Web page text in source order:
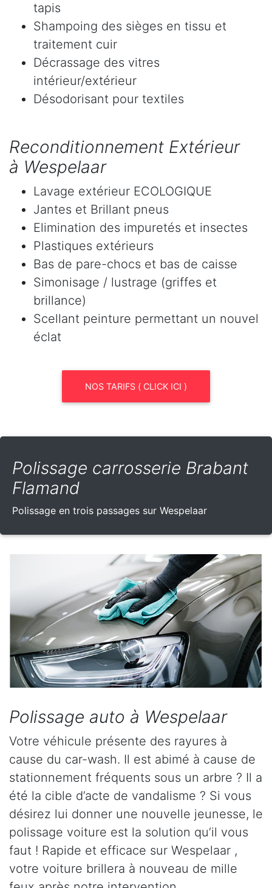
tapis
Shampoing des sièges en tissu et
traitement cuir
Décrassage des vitres
intérieur/extérieur
Désodorisant pour textiles
Reconditionnement Extérieur
à Wespelaar
Lavage extérieur ECOLOGIQUE
Jantes et Brillant pneus
Elimination des impuretés et insectes
Plastiques extérieurs
Bas de pare-chocs et bas de caisse
Simonisage / lustrage (griffes et
brillance)
Scellant peinture permettant un nouvel
éclat
NOS TARIFS ( CLICK ICI )
Polissage carrosserie Brabant
Flamand
Polissage en trois passages sur Wespelaar
Polissage auto à Wespelaar
Votre véhicule présente des rayures à
cause du car-wash. Il est abimé à cause de
stationnement fréquents sous un arbre ? Il a
été la cible d’acte de vandalisme ? Si vous
désirez lui donner une nouvelle jeunesse, le
polissage voiture est la solution qu’il vous
faut ! Rapide et efficace sur Wespelaar ,
votre voiture brillera à nouveau de mille